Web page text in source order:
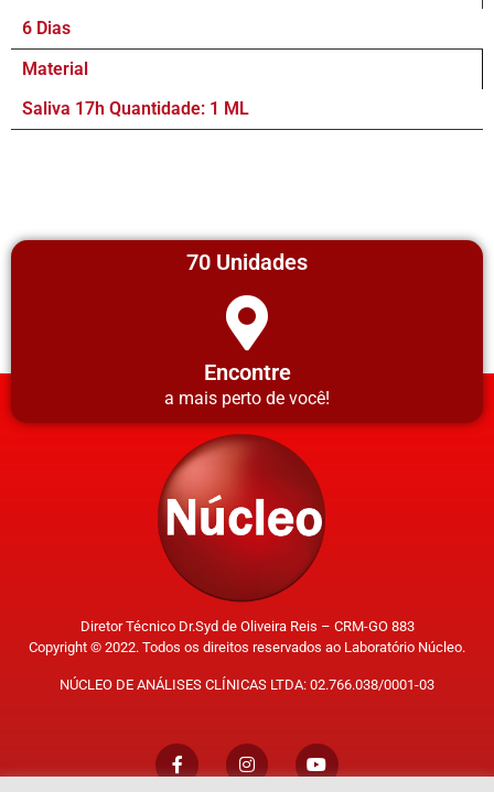
6 Dias
Material
Saliva 17h Quantidade: 1 ML
70 Unidades
Encontre
a mais perto de você!
Diretor Técnico Dr.Syd de Oliveira Reis – CRM-GO 883
Copyright © 2022. Todos os direitos reservados ao Laboratório Núcleo.
NÚCLEO DE ANÁLISES CLÍNICAS LTDA: 02.766.038/0001-03